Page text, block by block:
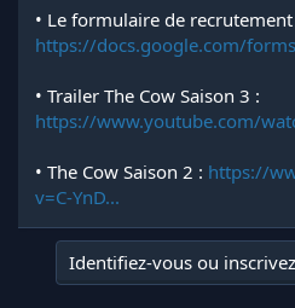
• Le formulaire de recrutement
https://docs.google.com/
• Trailer The Cow Saison 3 :
https://www.youtube.com/
• The Cow Saison 2 : https://
v=C-YnD...
Identifiez-vous ou